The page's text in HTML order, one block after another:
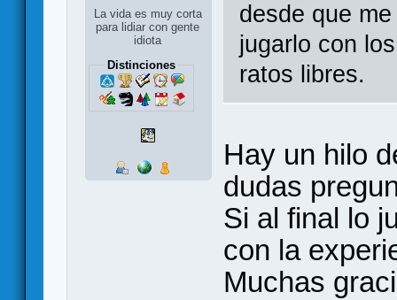
La vida es muy corta
para lidiar con gente
idiota
Distinciones
desde que
jugarlo con
ratos libres.
Hay un hilo
dudas
Si al final lo
con la
Muchas